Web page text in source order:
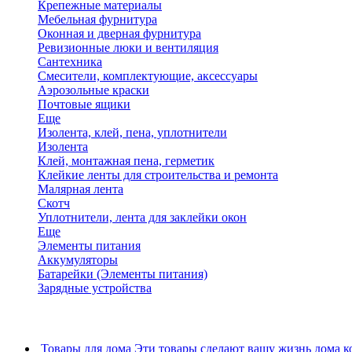
Крепежные материалы
Мебельная фурнитура
Оконная и дверная фурнитура
Ревизионные люки и вентиляция
Сантехника
Смесители, комплектующие, аксессуары
Аэрозольные краски
Почтовые ящики
Еще
Изолента, клей, пена, уплотнители
Изолента
Клей, монтажная пена, герметик
Клейкие ленты для строительства и ремонта
Малярная лента
Скотч
Уплотнители, лента для заклейки окон
Еще
Элементы питания
Аккумуляторы
Батарейки (Элементы питания)
Зарядные устройства
Товары для дома Эти товары сделают вашу жизнь дома